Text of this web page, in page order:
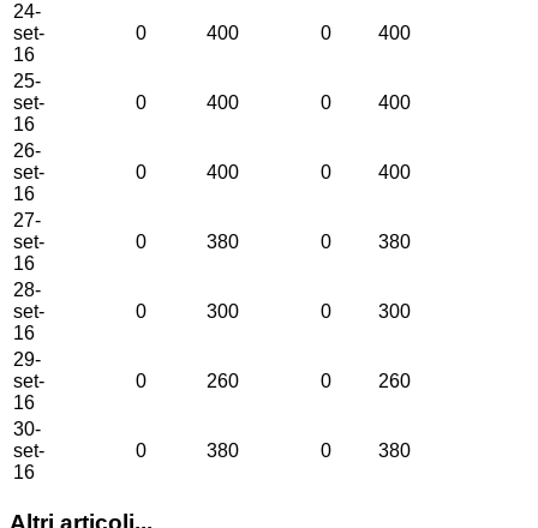
24-
set-
16
0 400 0 400
25-
set-
16
0 400 0 400
26-
set-
16
0 400 0 400
27-
set-
16
0 380 0 380
28-
set-
16
0 300 0 300
29-
set-
16
0 260 0 260
30-
set-
16
0 380 0 380
Altri articoli...